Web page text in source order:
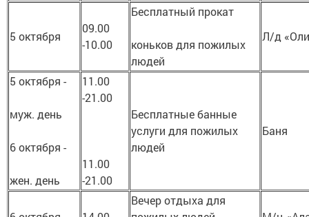
5 октября
09.00
-10.00
Бесплатный прокат
коньков для пожилых
людей
Л/д
5 октября -
муж. день
6 октября -
жен. день
11.00
-21.00
11.00
-21.00
Бесплатные банные
услуги для пожилых
людей
Баня
Вечер отдыха для